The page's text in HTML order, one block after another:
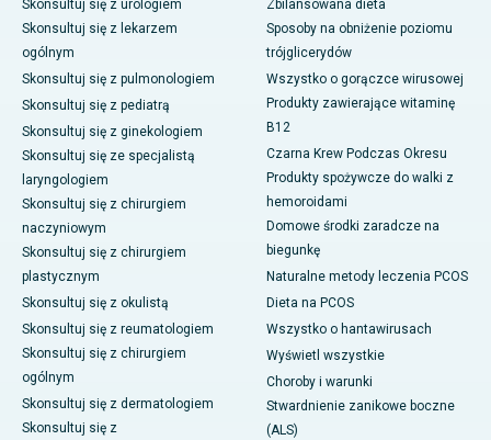
Skonsultuj się z urologiem
Skonsultuj się z lekarzem
ogólnym
Skonsultuj się z pulmonologiem
Skonsultuj się z pediatrą
Skonsultuj się z ginekologiem
Skonsultuj się ze specjalistą
laryngologiem
Skonsultuj się z chirurgiem
naczyniowym
Skonsultuj się z chirurgiem
plastycznym
Skonsultuj się z okulistą
Skonsultuj się z reumatologiem
Skonsultuj się z chirurgiem
ogólnym
Skonsultuj się z dermatologiem
Skonsultuj się z
Zbilansowana dieta
Sposoby na obniżenie poziomu
trójglicerydów
Wszystko o gorączce wirusowej
Produkty zawierające witaminę
B12
Czarna Krew Podczas Okresu
Produkty spożywcze do walki z
hemoroidami
Domowe środki zaradcze na
biegunkę
Naturalne metody leczenia PCOS
Dieta na PCOS
Wszystko o hantawirusach
Wyświetl wszystkie
Choroby i warunki
Stwardnienie zanikowe boczne
(ALS)